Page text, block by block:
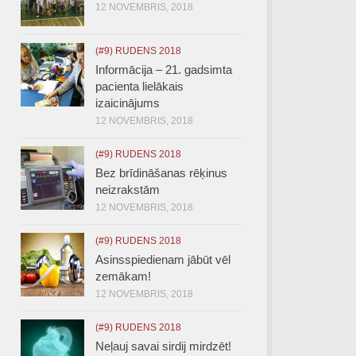
12 NOVEMBRIS, 2018
(#9) RUDENS 2018
Informācija – 21. gadsimta
pacienta lielākais
izaicinājums
12 NOVEMBRIS, 2018
(#9) RUDENS 2018
Bez brīdināšanas rēķinus
neizrakstām
12 NOVEMBRIS, 2018
(#9) RUDENS 2018
Asinsspiedienam jābūt vēl
zemākam!
12 NOVEMBRIS, 2018
(#9) RUDENS 2018
Neļauj savai sirdij mirdzēt!